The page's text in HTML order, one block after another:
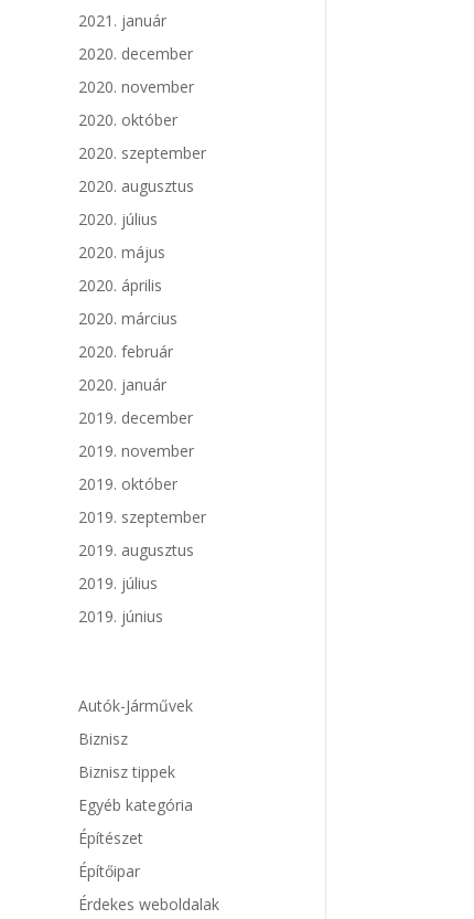
2021. január
2020. december
2020. november
2020. október
2020. szeptember
2020. augusztus
2020. július
2020. május
2020. április
2020. március
2020. február
2020. január
2019. december
2019. november
2019. október
2019. szeptember
2019. augusztus
2019. július
2019. június
Autók-Járművek
Biznisz
Biznisz tippek
Egyéb kategória
Építészet
Építőipar
Érdekes weboldalak